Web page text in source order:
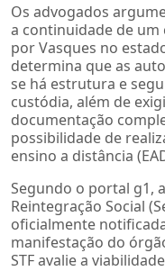
Os advogados
a continuidade de
por Vasques no
determina que as
se há estrutura e
custódia, além de
documentação
possibilidade de
ensino a distância
Segundo o portal g1,
Reintegração Social
oficialmente
manifestação do
STF avalie a